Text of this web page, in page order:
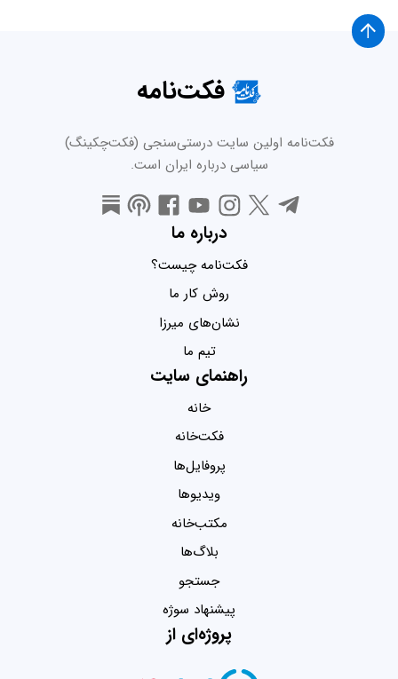
فکت‌نامه
فکت‌نامه اولین سایت درستی‌سنجی (فکت‌چکینگ)
سیاسی درباره ایران است.
درباره ما
فکت‌نامه چیست؟
روش کار ما
نشان‌های میرزا
تیم ما
راهنمای سایت
خانه
فکت‌خانه
پروفایل‌ها
ویدیو‌ها
مکتب‌خانه
بلاگ‌ها
جستجو
پیشنهاد سوژه
پروژه‌ای از